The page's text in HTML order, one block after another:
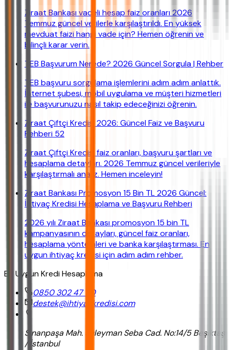
Ziraat Bankası vadeli hesap faiz oranları 2026
Temmuz güncel verilerle karşılaştırıldı. En yüksek
mevduat faizi hangi vade için? Hemen öğrenin ve
bilinçli karar verin.
TEB Başvurum Nerede? 2026 Güncel Sorgula | Rehber
TEB başvuru sorgulama işlemlerini adım adım anlattık.
İnternet şubesi, mobil uygulama ve müşteri hizmetleri
ile başvurunuzu nasıl takip edeceğinizi öğrenin.
Ziraat Çiftçi Kredisi 2026: Güncel Faiz ve Başvuru
Rehberi 52
Ziraat Çiftçi Kredisi faiz oranları, başvuru şartları ve
hesaplama detayları. 2026 Temmuz güncel verileriyle
karşılaştırmalı analiz. Hemen inceleyin!
Ziraat Bankası Promosyon 15 Bin TL 2026 Güncel:
İhtiyaç Kredisi Hesaplama ve Başvuru Rehberi
2026 yılı Ziraat Bankası promosyon 15 bin TL
kampanyasının detayları, güncel faiz oranları,
hesaplama yöntemleri ve banka karşılaştırması. En
uygun ihtiyaç kredisi için adım adım rehber.
En Uygun Kredi Hesaplama
0850 302 47 90
destek@ihtiyackredisi.com
Sinanpaşa Mah. Süleyman Seba Cad. No:14/5 Beşiktaş
/ İstanbul